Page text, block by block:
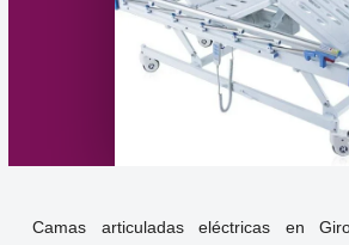
Camas articuladas eléctricas en